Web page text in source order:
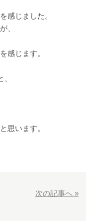
感じました。
、
感じます。
思います。
次の記事へ »